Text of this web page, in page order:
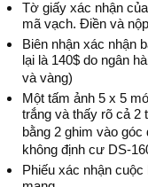
Tờ giấy xác nhận
mã vạch. Điền và
Biên nhận xác nhận
lại là 140$ do ngân
và vàng)
Một tấm ảnh 5 x 5
trắng và thấy rõ cả 2
bằng 2 ghim vào
không định cư DS-
Phiếu xác nhận